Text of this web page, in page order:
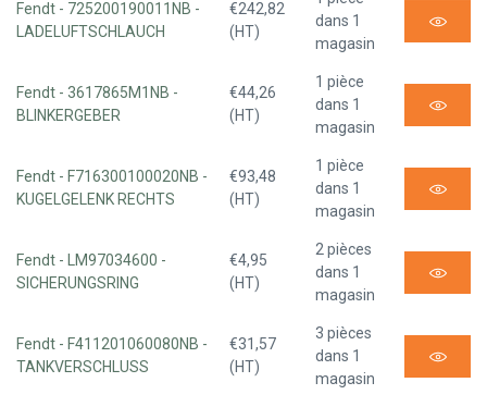
Fendt - 725200190011NB -
LADELUFTSCHLAUCH
€242,82
(HT)
dans 1
magasin
Fendt - 3617865M1NB -
BLINKERGEBER
€44,26
(HT)
1 pièce
dans 1
magasin
Fendt - F716300100020NB -
KUGELGELENK RECHTS
€93,48
(HT)
1 pièce
dans 1
magasin
Fendt - LM97034600 -
SICHERUNGSRING
€4,95
(HT)
2 pièces
dans 1
magasin
Fendt - F411201060080NB -
TANKVERSCHLUSS
€31,57
(HT)
3 pièces
dans 1
magasin